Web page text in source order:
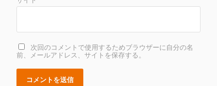
次回のコメントで使用するためブラウザーに自分の名
前、メールアドレス、サイトを保存する。